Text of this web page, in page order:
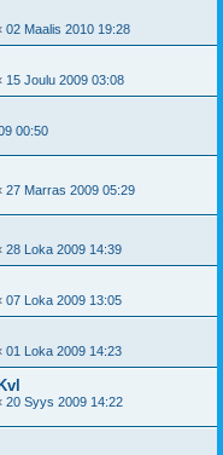
02 Maalis 2010 19:28
15 Joulu 2009 03:08
00:50
27 Marras 2009 05:29
28 Loka 2009 14:39
07 Loka 2009 13:05
01 Loka 2009 14:23
20 Syys 2009 14:22